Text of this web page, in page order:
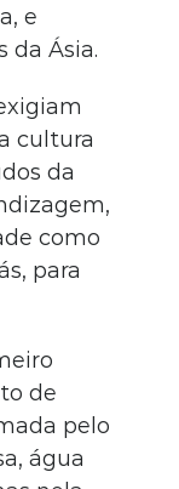
e
da Ásia.
cultura
da
como
para
de
pelo
água